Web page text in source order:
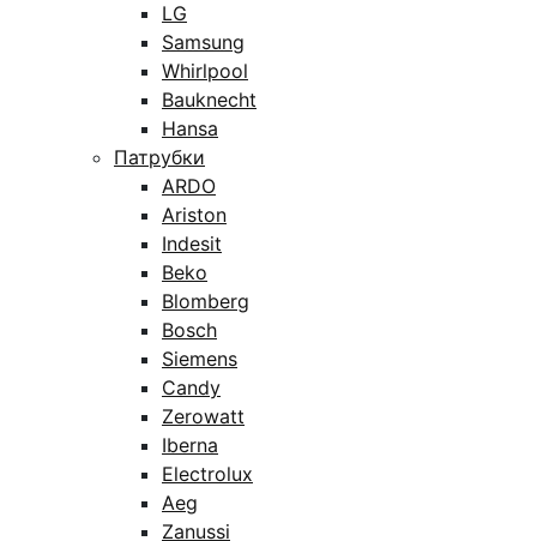
LG
Samsung
Whirlpool
Bauknecht
Hansa
Патрубки
ARDO
Ariston
Indesit
Beko
Blomberg
Bosch
Siemens
Candy
Zerowatt
Iberna
Electrolux
Aeg
Zanussi